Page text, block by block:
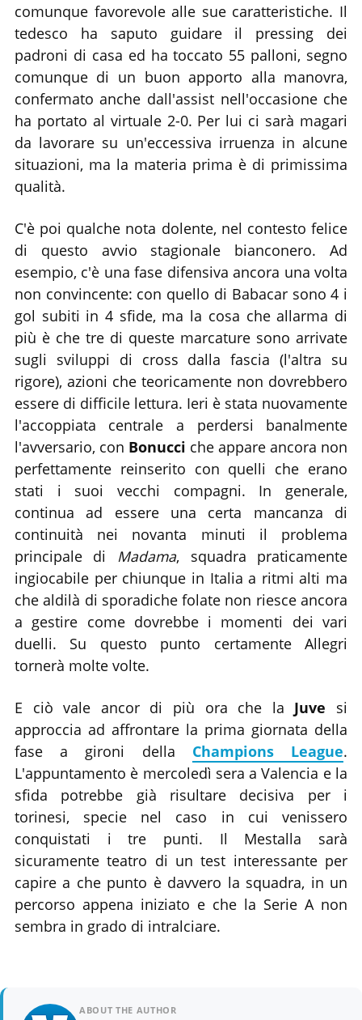
comunque favorevole alle sue caratteristiche. Il
tedesco ha saputo guidare il pressing dei
padroni di casa ed ha toccato 55 palloni, segno
comunque di un buon apporto alla manovra,
confermato anche dall'assist nell'occasione che
ha portato al virtuale 2-0. Per lui ci sarà magari
da lavorare su un'eccessiva irruenza in alcune
situazioni, ma la materia prima è di primissima
qualità.
C'è poi qualche nota dolente, nel contesto felice
di questo avvio stagionale bianconero. Ad
esempio, c'è una fase difensiva ancora una volta
non convincente: con quello di Babacar sono 4 i
gol subiti in 4 sfide, ma la cosa che allarma di
più è che tre di queste marcature sono arrivate
sugli sviluppi di cross dalla fascia (l'altra su
rigore), azioni che teoricamente non dovrebbero
essere di difficile lettura. Ieri è stata nuovamente
l'accoppiata centrale a perdersi banalmente
l'avversario, con Bonucci che appare ancora non
perfettamente reinserito con quelli che erano
stati i suoi vecchi compagni. In generale,
continua ad essere una certa mancanza di
continuità nei novanta minuti il problema
principale di Madama, squadra praticamente
ingiocabile per chiunque in Italia a ritmi alti ma
che aldilà di sporadiche folate non riesce ancora
a gestire come dovrebbe i momenti dei vari
duelli. Su questo punto certamente Allegri
tornerà molte volte.
E ciò vale ancor di più ora che la Juve si
approccia ad affrontare la prima giornata della
fase a gironi della Champions League.
L'appuntamento è mercoledì sera a Valencia e la
sfida potrebbe già risultare decisiva per i
torinesi, specie nel caso in cui venissero
conquistati i tre punti. Il Mestalla sarà
sicuramente teatro di un test interessante per
capire a che punto è davvero la squadra, in un
percorso appena iniziato e che la Serie A non
sembra in grado di intralciare.
ABOUT THE AUTHOR